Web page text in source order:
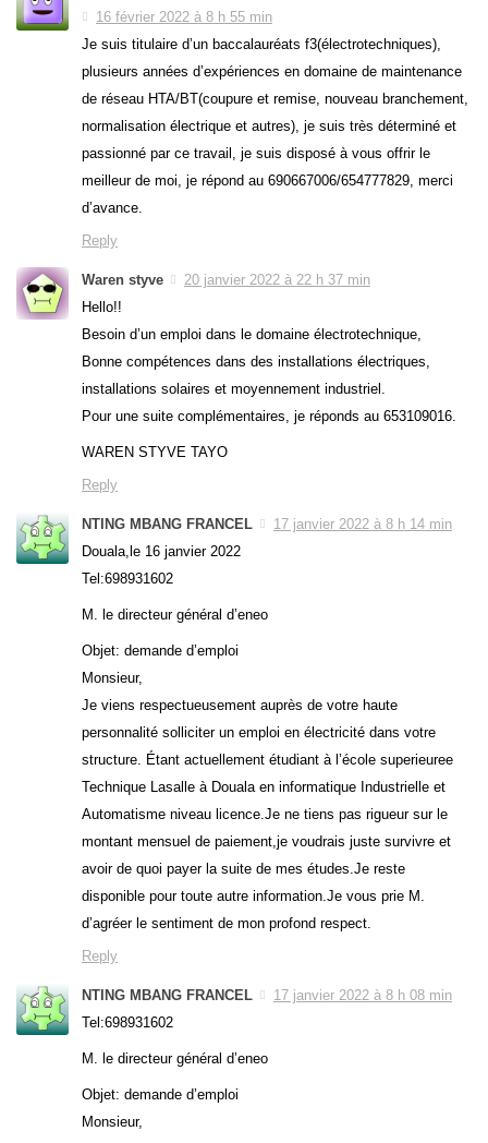
16 février 2022 à 8 h 55 min
Je suis titulaire d’un baccalauréats f3(électrotechniques),
plusieurs années d’expériences en domaine de maintenance
de réseau HTA/BT(coupure et remise, nouveau branchement,
normalisation électrique et autres), je suis très déterminé et
passionné par ce travail, je suis disposé à vous offrir le
meilleur de moi, je répond au 690667006/654777829, merci
d’avance.
Reply
Waren styve
20 janvier 2022 à 22 h 37 min
Hello!!
Besoin d’un emploi dans le domaine électrotechnique,
Bonne compétences dans des installations électriques,
installations solaires et moyennement industriel.
Pour une suite complémentaires, je réponds au 653109016.
WAREN STYVE TAYO
Reply
NTING MBANG FRANCEL
17 janvier 2022 à 8 h 14 min
Douala,le 16 janvier 2022
Tel:698931602
M. le directeur général d’eneo
Objet: demande d’emploi
Monsieur,
Je viens respectueusement auprès de votre haute
personnalité solliciter un emploi en électricité dans votre
structure. Étant actuellement étudiant à l’école superieuree
Technique Lasalle à Douala en informatique Industrielle et
Automatisme niveau licence.Je ne tiens pas rigueur sur le
montant mensuel de paiement,je voudrais juste survivre et
avoir de quoi payer la suite de mes études.Je reste
disponible pour toute autre information.Je vous prie M.
d’agréer le sentiment de mon profond respect.
Reply
NTING MBANG FRANCEL
17 janvier 2022 à 8 h 08 min
Tel:698931602
M. le directeur général d’eneo
Objet: demande d’emploi
Monsieur,